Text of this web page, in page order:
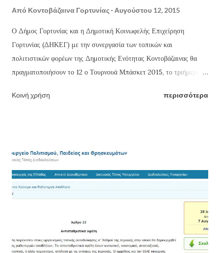
Από Κοντοβάζαινα Γορτυνίας Αυγούστου 12, 2015
Ο Δήμος Γορτυνίας και η Δημοτική Κοινωφελής Επιχείρηση
Γορτυνίας (ΔΗΚΕΓ) με την συνεργασία των τοπικών και
πολιτιστικών φορέων της Δημοτικής Ενότητας Κοντοβάζαινας θα
πραγματοποιήσουν το 12 ο Τουρνουά Μπάσκετ 2015, το τριήμερο
ΠΑΡΑΣΚΕΥΗ 14 ΑΥΓΟΥΣΤΟΥ 2015 1) Γήπεδο Βελημαχίου:
Κοινή χρήση περισσότερα